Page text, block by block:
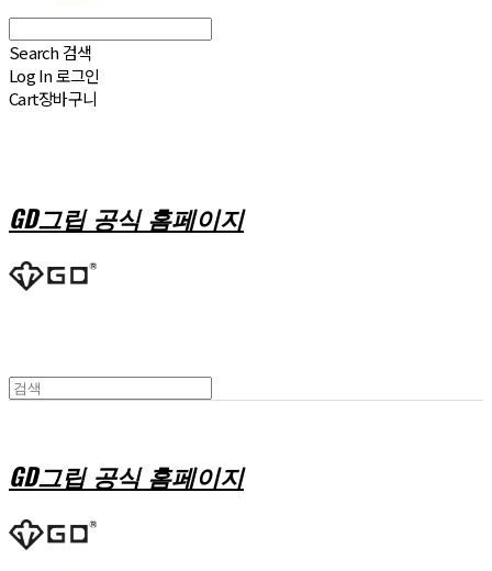
Search 검색
Log In로그인
Cart장바구니
GD그립 공식 홈페이지
GD그립 공식 홈페이지